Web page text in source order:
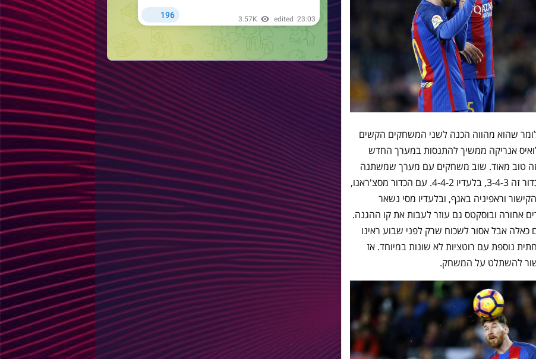
שהוא מהווה הכנה לשני המשחקים הקשים
אנריקה ממשיך להתנסות במערך החדש
טוב מאוד. שוב משחקים עם מערך שמשתנה
במעבר מהגנה להתקפה ולהיפך: עם הכדור זה 3-4-3, בלעדיו 4-4-2. עם הכדור מסצ'ראנו,
וראפיניה באגף, ובלעדיו מסי נשאר
אחורה ובוסקטס גם עוזר לעבות את קו ההגנה.
כאלה אבל אסור לשכוח שרק לפני שבוע ראינו
נוספת עם רוטציות לא שונות במיוחד. אז
להשתלט על המשחק.